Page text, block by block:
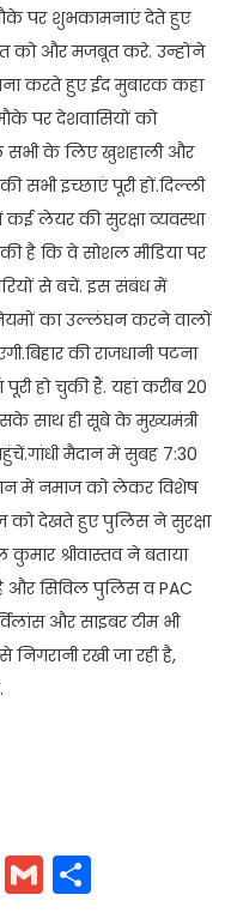
मौके पर शुभकामनाएं देते हुए
को और मजबूत करे. उन्होंने
करते हुए ईद मुबारक कहा
पर देशवासियों को
सभी के लिए खुशहाली और
इच्छाएं पूरी हों.दिल्ली
लेयर की सुरक्षा व्यवस्था
है कि वे सोशल मीडिया पर
से बचें. इस संबंध में
का उल्लंघन करने वालों
की राजधानी पटना
हो चुकी हैं. यहां करीब 20
साथ ही सूबे के मुख्यमंत्री
मैदान में सुबह 7:30
में नमाज को लेकर विशेष
को देखते हुए पुलिस ने सुरक्षा
श्रीवास्तव ने बताया
सिविल पुलिस व PAC
और साइबर टीम भी
रखी जा रही है,
EmailGmail